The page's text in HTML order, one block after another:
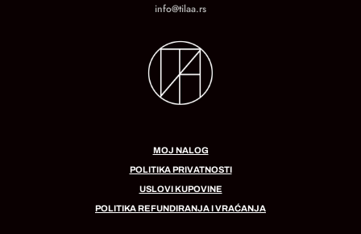
info@tilaa.rs
MOJ NALOG
POLITIKA PRIVATNOSTI
USLOVI KUPOVINE
POLITIKA REFUNDIRANJA I VRAĆANJA